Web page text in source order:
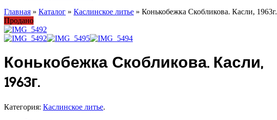
Главная » Каталог » Каслинское литье » Конькобежка Скобликова. Касли, 1963г.
Продано
Конькобежка Скобликова. Касли,
1963г.
Категория: Каслинское литье.